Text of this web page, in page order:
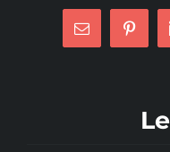
Pinterest
Email